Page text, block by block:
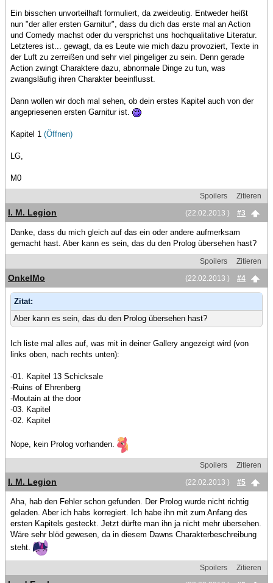
Ein bisschen unvorteilhaft formuliert, da zweideutig. Entweder heißt
nun "der aller ersten Garnitur", dass du dich das erste mal an Action
und Comedy machst oder du versprichst uns hochqualitative Literatur.
Letzteres ist... gewagt, da es Leute wie mich dazu provoziert, Texte in
der Luft zu zerreißen und sehr viel pingeliger zu sein. Denn gerade
Action zwingt Charaktere dazu, abnormale Dinge zu tun, was
zwangsläufig ihren Charakter beeinflusst.
Dann wollen wir doch mal sehen, ob dein erstes Kapitel auch von der
angepriesenen ersten Garnitur ist.
Kapitel 1 (Öffnen)
LG,
M0
Spoilers
Zitieren
(22.02.2013 )
#3
I. M. Legion
Danke, dass du mich gleich auf das ein oder andere aufmerksam
gemacht hast. Aber kann es sein, das du den Prolog übersehen hast?
Spoilers
Zitieren
(22.02.2013 )
#4
OnkelMo
Zitat:
Aber kann es sein, das du den Prolog übersehen hast?
Ich liste mal alles auf, was mit in deiner Gallery angezeigt wird (von
links oben, nach rechts unten):
-01. Kapitel 13 Schicksale
-Ruins of Ehrenberg
-Moutain at the door
-03. Kapitel
-02. Kapitel
Nope, kein Prolog vorhanden.
Spoilers
Zitieren
(22.02.2013 )
#5
I. M. Legion
Aha, hab den Fehler schon gefunden. Der Prolog wurde nicht richtig
geladen. Aber ich habs korregiert. Ich habe ihn mit zum Anfang des
ersten Kapitels gesteckt. Jetzt dürfte man ihn ja nicht mehr übersehen.
Wäre sehr blöd gewesen, da in diesem Dawns Charakterbeschreibung
steht.
Spoilers
Zitieren